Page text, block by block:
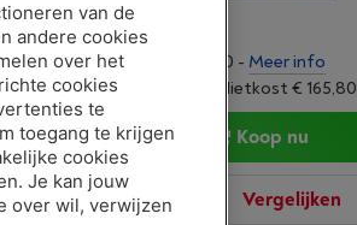
€ 2.479,00
Of 24 betalingen van € 110,20 - Meer info
Debetrentevoet 6,24%, Kredietkost € 165,80
Koop nu
Vergelijken
van de
andere cookies
over het
cookies
te
toegang te krijgen
cookies
Je kan jouw
over wil, verwijzen